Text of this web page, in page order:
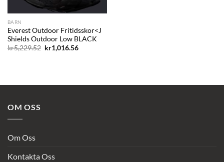
BARN
Everest Outdoor Fritidsskor<J
Shields Outdoor Low BLACK
kr5,229.52 Det
ursprungliga
kr1,016.56Det
OM OSS
Om Oss
Kontakta Oss